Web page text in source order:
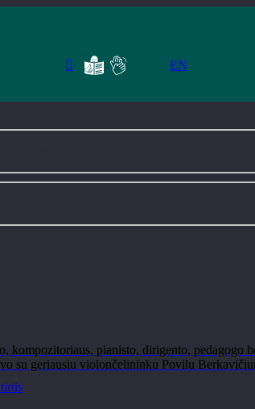
EN
kompozitoriaus, pianisto, dirigento, pedagogo
su geriausiu violončelininku Povilu